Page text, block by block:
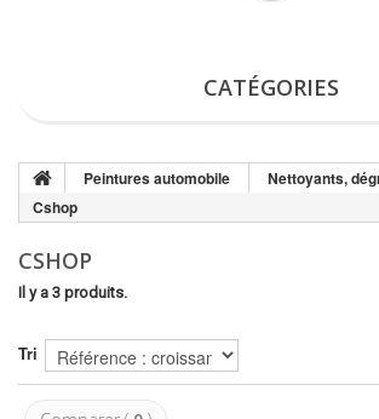
CATÉGORIES
Peintures automobile
Nettoyants,
Cshop
CSHOP
Il y a 3 produits.
Tri